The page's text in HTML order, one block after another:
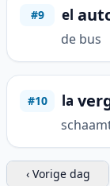
#9 el
de bus
#10 la
‹ Vorige dag